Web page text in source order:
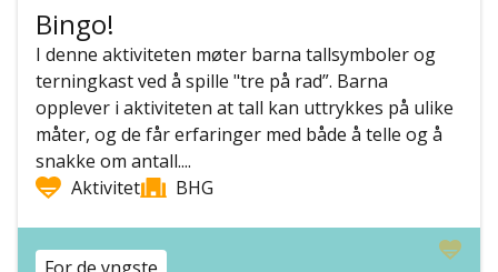
Bingo!
I denne aktiviteten møter barna tallsymboler og
terningkast ved å spille "tre på rad”. Barna
opplever i aktiviteten at tall kan uttrykkes på ulike
måter, og de får erfaringer med både å telle og å
snakke om antall....
Aktivitet
BHG